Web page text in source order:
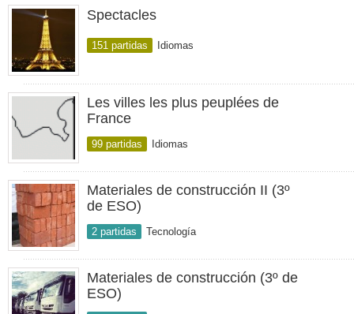
Spectacles
151 partidas Idiomas
Les villes les plus peuplées de
France
99 partidas Idiomas
Materiales de construcción II (3º
de ESO)
2 partidas Tecnología
Materiales de construcción (3º de
ESO)